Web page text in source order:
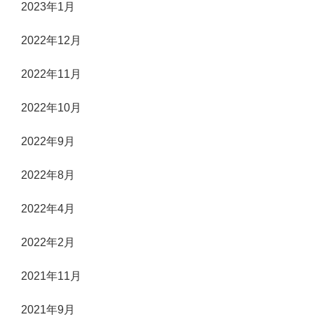
2023年1月
2022年12月
2022年11月
2022年10月
2022年9月
2022年8月
2022年4月
2022年2月
2021年11月
2021年9月